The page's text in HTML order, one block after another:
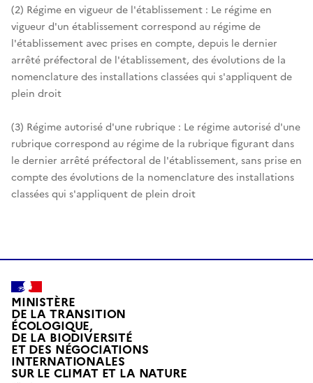
(2) Régime en vigueur de l'établissement : Le régime en
vigueur d'un établissement correspond au régime de
l'établissement avec prises en compte, depuis le dernier
arrêté préfectoral de l'établissement, des évolutions de la
nomenclature des installations classées qui s'appliquent de
plein droit
(3) Régime autorisé d'une rubrique : Le régime autorisé d'une
rubrique correspond au régime de la rubrique figurant dans
le dernier arrêté préfectoral de l'établissement, sans prise en
compte des évolutions de la nomenclature des installations
classées qui s'appliquent de plein droit
MINISTÈRE
DE LA TRANSITION
ÉCOLOGIQUE,
DE LA BIODIVERSITÉ
ET DES NÉGOCIATIONS
INTERNATIONALES
SUR LE CLIMAT ET LA NATUREL